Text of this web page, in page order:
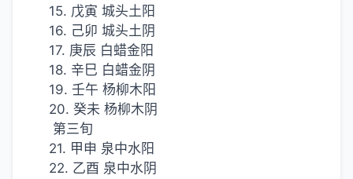
15. 戊寅 城头土阳
16. 己卯 城头土阴
17. 庚辰 白蜡金阳
18. 辛巳 白蜡金阴
19. 壬午 杨柳木阳
20. 癸未 杨柳木阴
第三旬
21. 甲申 泉中水阳
22. 乙酉 泉中水阴